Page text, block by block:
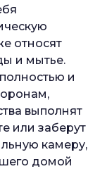
относят
и мытье.
и
выполнят
или заберут
камеру,
домой